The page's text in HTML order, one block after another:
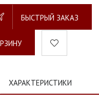
БЫСТРЫЙ ЗАКАЗ
ХАРАКТЕРИСТИКИ